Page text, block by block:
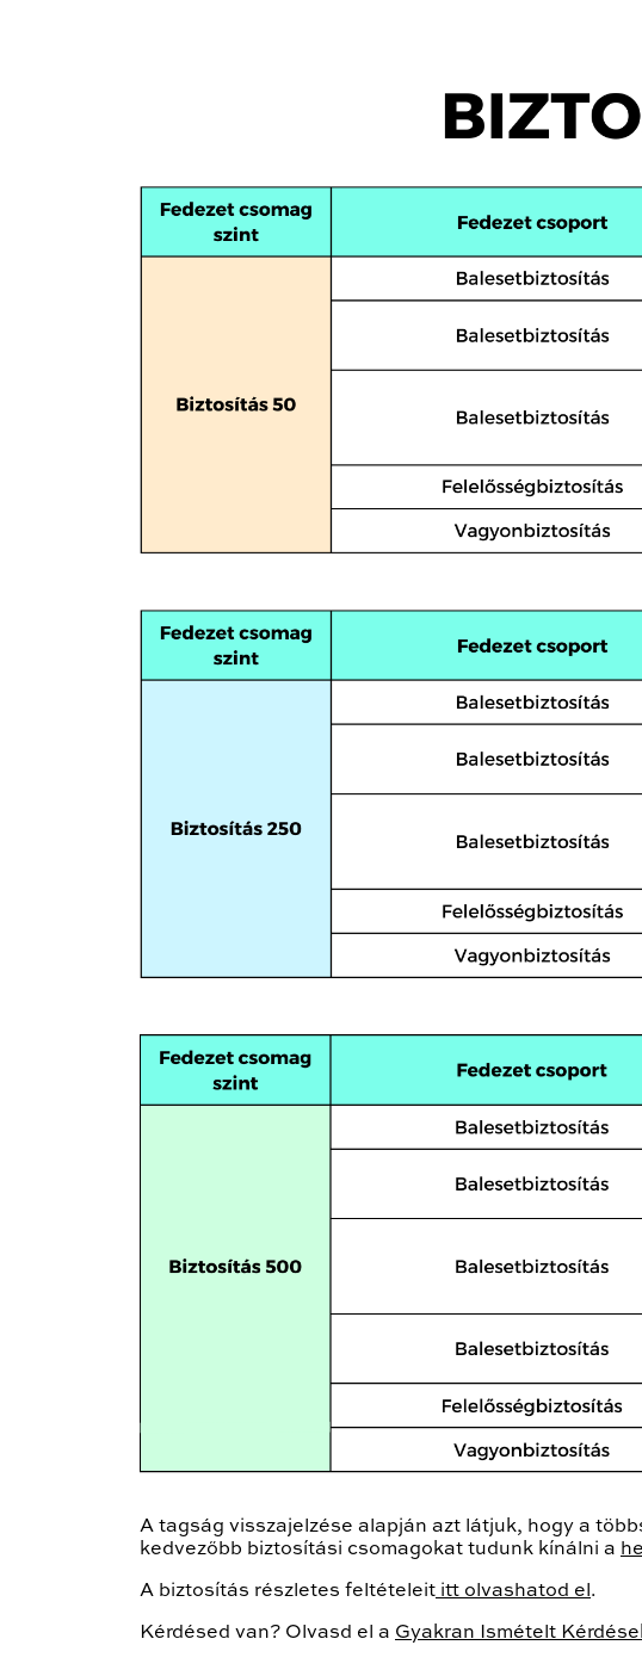
A tagság visszajelzése alapján azt látjuk, hogy a
kedvezőbb biztosítási csomagokat tudunk kínálni a
A biztosítás részletes feltételeit itt olvashatod el .
Kérdésed van? Olvasd el a Gyakran Ismételt